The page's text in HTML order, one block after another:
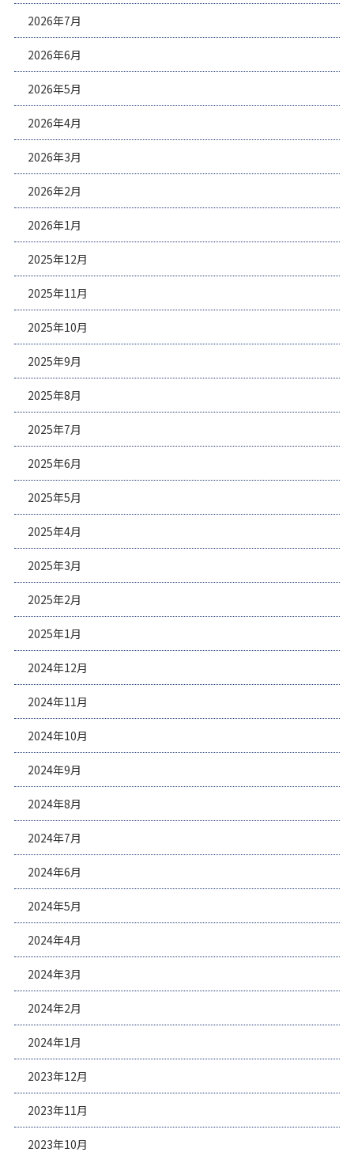
2026年7月
2026年6月
2026年5月
2026年4月
2026年3月
2026年2月
2026年1月
2025年12月
2025年11月
2025年10月
2025年9月
2025年8月
2025年7月
2025年6月
2025年5月
2025年4月
2025年3月
2025年2月
2025年1月
2024年12月
2024年11月
2024年10月
2024年9月
2024年8月
2024年7月
2024年6月
2024年5月
2024年4月
2024年3月
2024年2月
2024年1月
2023年12月
2023年11月
2023年10月